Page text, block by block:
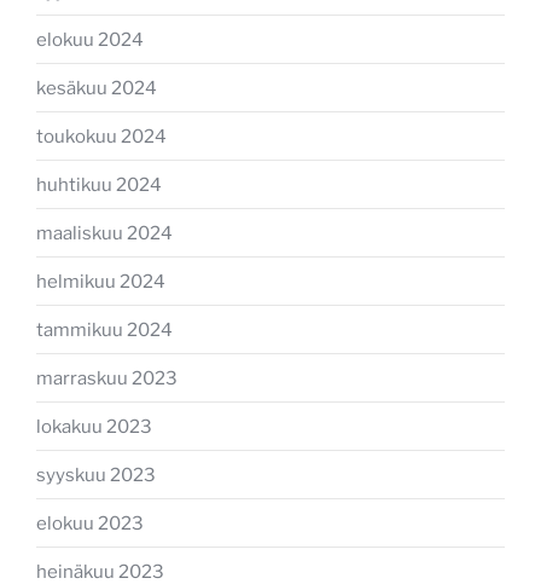
elokuu 2024
kesäkuu 2024
toukokuu 2024
huhtikuu 2024
maaliskuu 2024
helmikuu 2024
tammikuu 2024
marraskuu 2023
lokakuu 2023
syyskuu 2023
elokuu 2023
heinäkuu 2023